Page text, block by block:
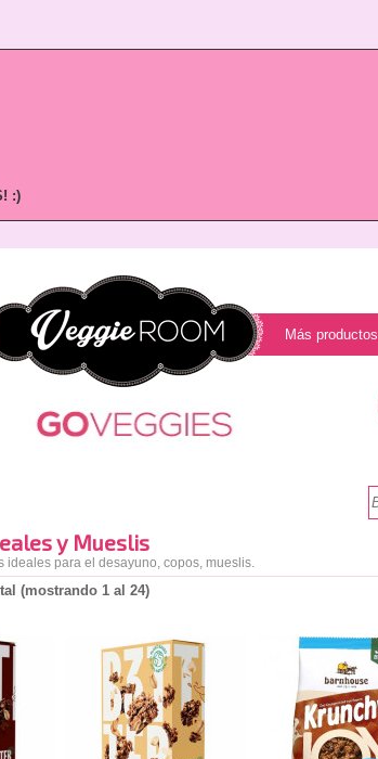
:)
Más productos
y Mueslis
ideales para el desayuno, copos, mueslis.
(mostrando 1 al 24)